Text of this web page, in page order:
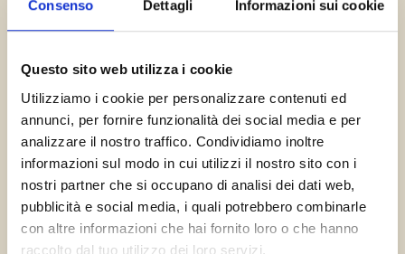
Consenso Dettagli Informazioni sui cookie
Questo sito web utilizza i cookie
Utilizziamo i cookie per personalizzare contenuti ed
annunci, per fornire funzionalità dei social media e per
analizzare il nostro traffico. Condividiamo inoltre
informazioni sul modo in cui utilizzi il nostro sito con i
nostri partner che si occupano di analisi dei dati web,
pubblicità e social media, i quali potrebbero combinarle
con altre informazioni che hai fornito loro o che hanno
raccolto dal tuo utilizzo dei loro servizi.
SCOPRI DI PIÙ
Trancio di prosciutto di Parma Stagionato 24 Mesi